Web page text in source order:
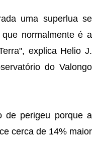
uma superlua se
normalmente é a
explica Helio J.
do Valongo
de perigeu porque a
cerca de 14% maior